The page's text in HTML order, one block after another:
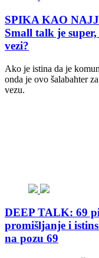
SPIKA KAO
Small talk je
vezi?
Ako je istina da je
onda je ovo šalabahter
vezu.
DEEP TALK: 69
promišljanje i
na pozu 69